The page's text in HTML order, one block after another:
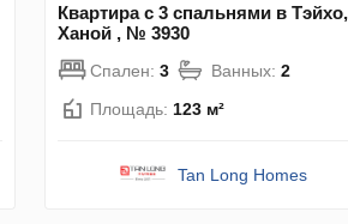
Квартира с 3 спальнями в Тэйхо,
Ханой , № 3930
Спален: 3 Ванных: 2
Площадь: 123 м²
Tan Long Homes